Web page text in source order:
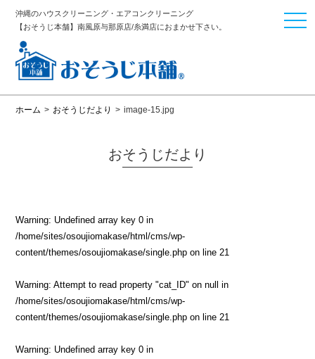
沖縄のハウスクリーニング・エアコンクリーニング
【おそうじ本舗】南風原与那原店/糸満店におまかせ下さい。
ホーム > おそうじだより > image-15.jpg
おそうじだより
Warning: Undefined array key 0 in
/home/sites/osoujiomakase/html/cms/wp-
content/themes/osoujiomakase/single.php on line 21
Warning: Attempt to read property "cat_ID" on null in
/home/sites/osoujiomakase/html/cms/wp-
content/themes/osoujiomakase/single.php on line 21
Warning: Undefined array key 0 in